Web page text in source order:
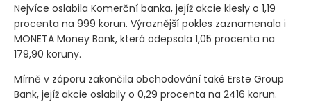
Nejvíce oslabila Komerční banka, jejíž akcie klesly o 1,19
procenta na 999 korun. Výraznější pokles zaznamenala i
MONETA Money Bank, která odepsala 1,05 procenta na
179,90 koruny.
Mírně v záporu zakončila obchodování také Erste Group
Bank, jejíž akcie oslabily o 0,29 procenta na 2416 korun.